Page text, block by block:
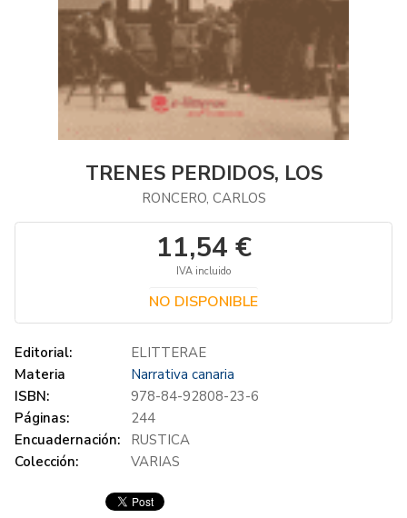
TRENES PERDIDOS, LOS
RONCERO, CARLOS
11,54 €
IVA incluido
NO DISPONIBLE
Editorial:
ELITTERAE
Materia
Narrativa canaria
ISBN:
978-84-92808-23-6
Páginas:
244
Encuadernación:
RUSTICA
Colección:
VARIAS